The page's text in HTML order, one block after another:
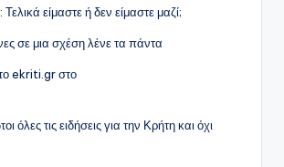
είμαστε ή δεν είμαστε μαζί;
σε μια σχέση λένε τα πάντα
ekriti.gr στο
όλες τις ειδήσεις για την Κρήτη και όχι